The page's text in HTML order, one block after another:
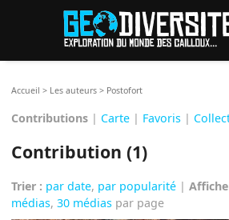
Accueil > Les auteurs > Postofort
Contributions | Carte | Favoris |
Contribution (1)
Trier : par date, par popularité |
médias,30 médias par page